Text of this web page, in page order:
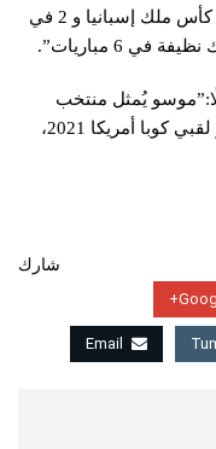
الإعارة، وشارك في 9 مباريات، منها 7 في كأس ملك إسبانيا و 2 في
6 مباريات”.
يُمثل منتخب
الأرجنتين منذ عام 2019، وحقق مع التانجو لقبي كوبا أمريكا 2021،
شارك
Email